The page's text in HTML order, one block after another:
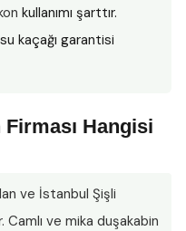
kullanımı şarttır.
kaçağı garantisi
Hangisi
ve İstanbul Şişli
Camlı ve mika duşakabin